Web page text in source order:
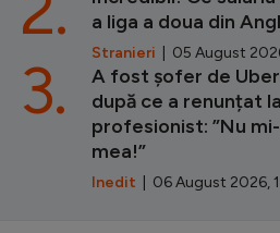
a liga a doua din
Stranieri | 05 August
A fost șofer de
după ce a renunțat
profesionist: ”Nu
mea!”
Inedit | 06 August 2026,
3.